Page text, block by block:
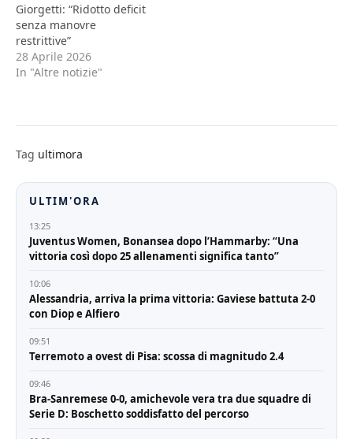
Giorgetti: “Ridotto deficit
senza manovre
restrittive”
28 Aprile 2026
In "Altre notizie"
Tag ultimora
ULTIM'ORA
13:25
Juventus Women, Bonansea dopo l’Hammarby: “Una
vittoria così dopo 25 allenamenti significa tanto”
10:06
Alessandria, arriva la prima vittoria: Gaviese battuta 2-0
con Diop e Alfiero
09:51
Terremoto a ovest di Pisa: scossa di magnitudo 2.4
09:46
Bra-Sanremese 0-0, amichevole vera tra due squadre di
Serie D: Boschetto soddisfatto del percorso